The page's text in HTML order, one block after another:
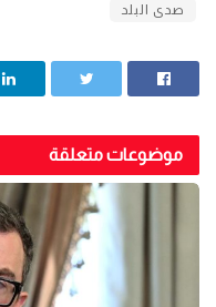
صدى البلد
موضوعات متعلقة